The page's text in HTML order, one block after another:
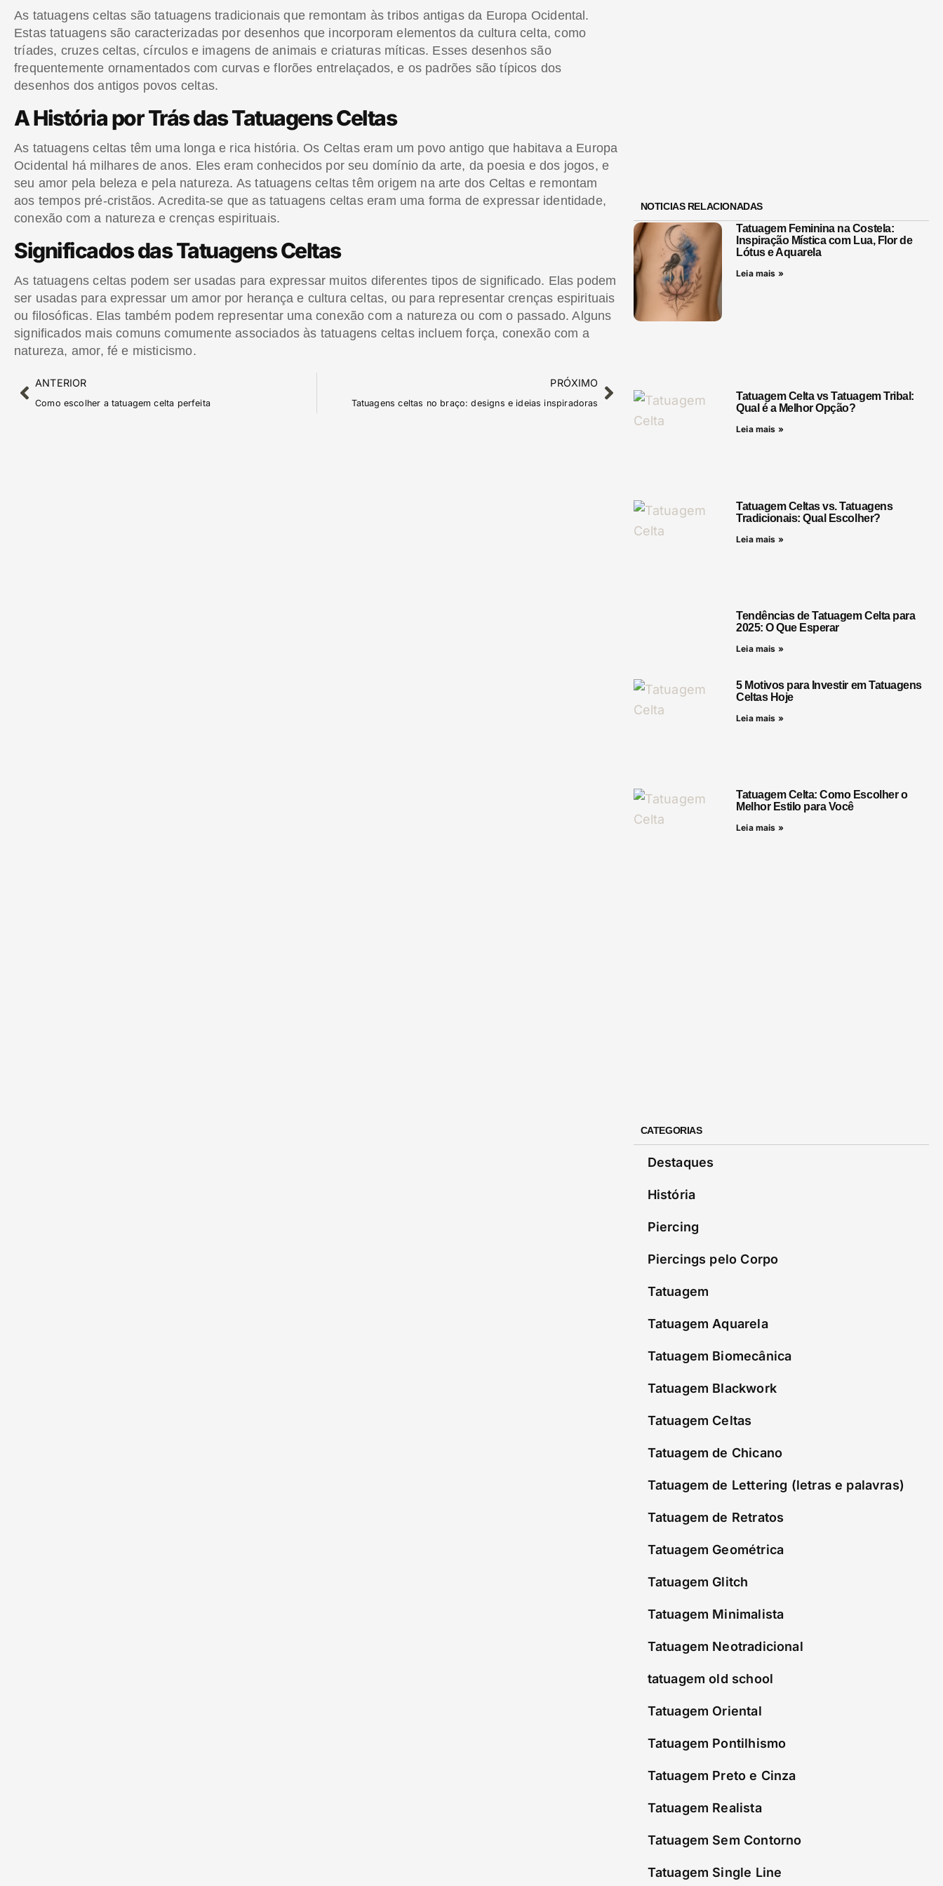
As tatuagens celtas são tatuagens tradicionais que remontam às tribos antigas da Europa Ocidental.
Estas tatuagens são caracterizadas por desenhos que incorporam elementos da cultura celta, como
tríades, cruzes celtas, círculos e imagens de animais e criaturas míticas. Esses desenhos são
frequentemente ornamentados com curvas e florões entrelaçados, e os padrões são típicos dos
desenhos dos antigos povos celtas.
A História por Trás das Tatuagens Celtas
As tatuagens celtas têm uma longa e rica história. Os Celtas eram um povo antigo que habitava a Europa
Ocidental há milhares de anos. Eles eram conhecidos por seu domínio da arte, da poesia e dos jogos, e
seu amor pela beleza e pela natureza. As tatuagens celtas têm origem na arte dos Celtas e remontam
aos tempos pré-cristãos. Acredita-se que as tatuagens celtas eram uma forma de expressar identidade,
conexão com a natureza e crenças espirituais.
Significados das Tatuagens Celtas
As tatuagens celtas podem ser usadas para expressar muitos diferentes tipos de significado. Elas podem
ser usadas para expressar um amor por herança e cultura celtas, ou para representar crenças espirituais
ou filosóficas. Elas também podem representar uma conexão com a natureza ou com o passado. Alguns
significados mais comuns comumente associados às tatuagens celtas incluem força, conexão com a
natureza, amor, fé e misticismo.
ANTERIOR
Como escolher a tatuagem celta perfeita
PRÓXIMO
Tatuagens celtas no braço: designs e ideias inspiradoras
NOTICIAS RELACIONADAS
Tatuagem Feminina na Costela:
Inspiração Mística com Lua, Flor de
Lótus e Aquarela
Leia mais »
Tatuagem Celta vs Tatuagem Tribal:
Qual é a Melhor Opção?
Leia mais »
Tatuagem Celtas vs. Tatuagens
Tradicionais: Qual Escolher?
Leia mais »
Tendências de Tatuagem Celta para
2025: O Que Esperar
Leia mais »
5 Motivos para Investir em Tatuagens
Celtas Hoje
Leia mais »
Tatuagem Celta: Como Escolher o
Melhor Estilo para Você
Leia mais »
CATEGORIAS
Destaques
História
Piercing
Piercings pelo Corpo
Tatuagem
Tatuagem Aquarela
Tatuagem Biomecânica
Tatuagem Blackwork
Tatuagem Celtas
Tatuagem de Chicano
Tatuagem de Lettering (letras e palavras)
Tatuagem de Retratos
Tatuagem Geométrica
Tatuagem Glitch
Tatuagem Minimalista
Tatuagem Neotradicional
tatuagem old school
Tatuagem Oriental
Tatuagem Pontilhismo
Tatuagem Preto e Cinza
Tatuagem Realista
Tatuagem Sem Contorno
Tatuagem Single Line